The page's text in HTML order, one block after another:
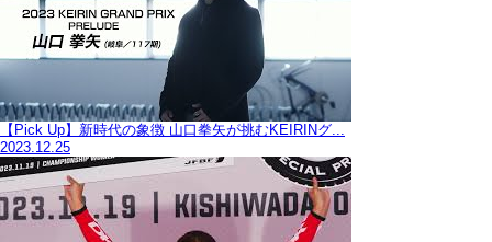
【Pick Up】新時代の象徴 山口拳矢が挑むKEIRINグ...
2023.12.25